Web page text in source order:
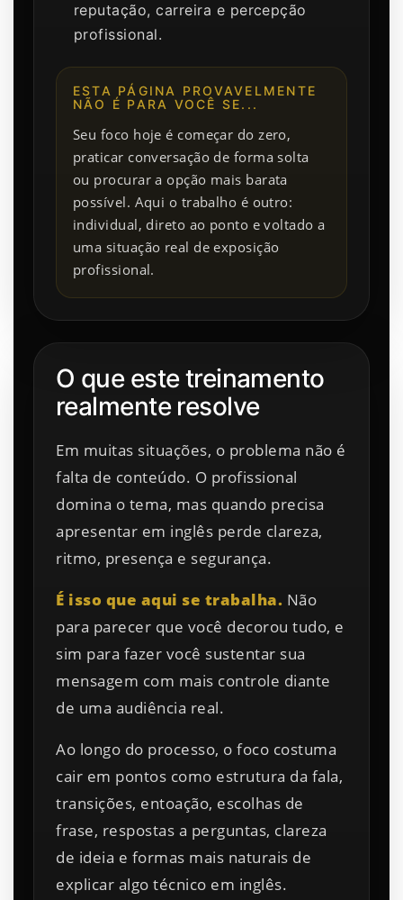
reputação, carreira e percepção
profissional.
ESTA PÁGINA PROVAVELMENTE
NÃO É PARA VOCÊ SE...
Seu foco hoje é começar do zero,
praticar conversação de forma solta
ou procurar a opção mais barata
possível. Aqui o trabalho é outro:
individual, direto ao ponto e voltado a
uma situação real de exposição
profissional.
O que este treinamento
realmente resolve
Em muitas situações, o problema não é
falta de conteúdo. O profissional
domina o tema, mas quando precisa
apresentar em inglês perde clareza,
ritmo, presença e segurança.
É isso que aqui se trabalha. Não
para parecer que você decorou tudo, e
sim para fazer você sustentar sua
mensagem com mais controle diante
de uma audiência real.
Ao longo do processo, o foco costuma
cair em pontos como estrutura da fala,
transições, entoação, escolhas de
frase, respostas a perguntas, clareza
de ideia e formas mais naturais de
explicar algo técnico em inglês.